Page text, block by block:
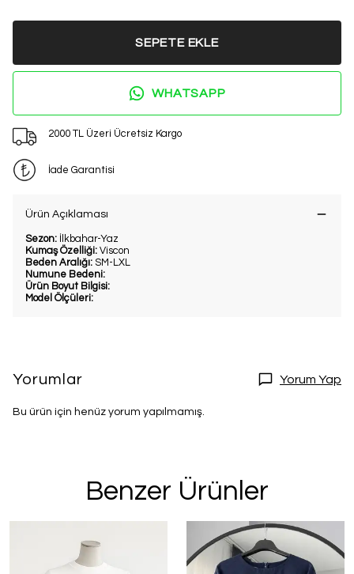
SEPETE EKLE
WHATSAPP
2000 TL Üzeri Ücretsiz Kargo
İade Garantisi
Ürün Açıklaması
Sezon: İlkbahar-Yaz
Kumaş Özelliği: Viscon
Beden Aralığı: SM-LXL
Numune Bedeni:
Ürün Boyut Bilgisi:
Model Ölçüleri:
Yorumlar Yorum Yap
Bu ürün için henüz yorum yapılmamış.
Benzer Ürünler